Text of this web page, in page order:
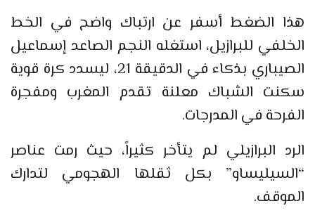
هذا الضغط أسفر عن ارتباك واضح في الخط
الخلفي للبرازيل، استغله النجم الصاعد إسماعيل
الصيباري بذكاء في الدقيقة 21، ليسدد كرة قوية
سكنت الشباك معلنة تقدم المغرب ومفجرة
الفرحة في المدرجات.
الرد البرازيلي لم يتأخر كثيراً، حيث رمت عناصر
“السيليساو” بكل ثقلها الهجومي لتدارك
الموقف.